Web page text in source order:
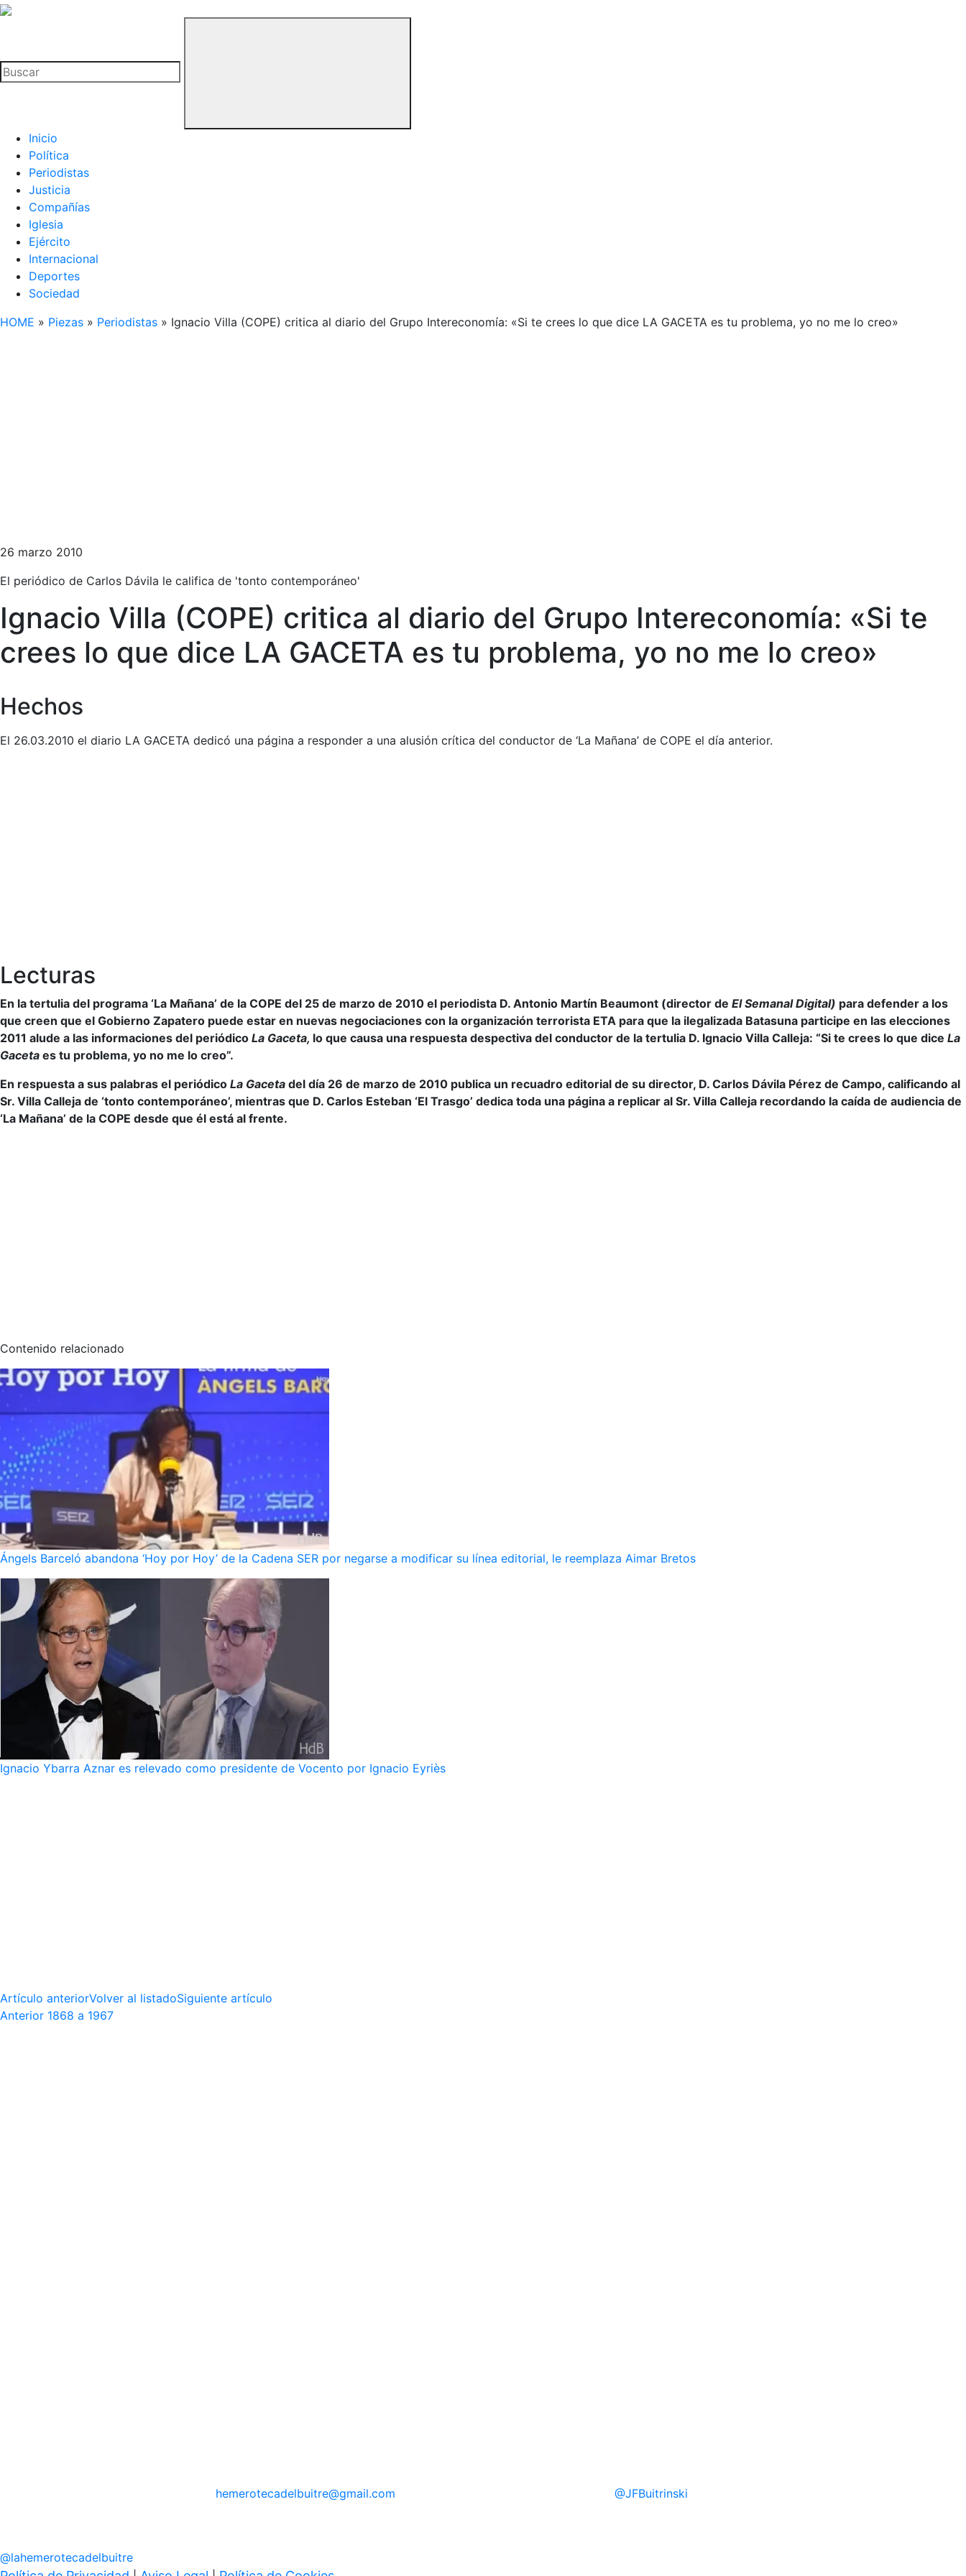
La
Buitre
Inicio
Política
Periodistas
Justicia
Compañías
Iglesia
Ejército
Internacional
Deportes
Sociedad
HOME » Piezas » Periodistas » Ignacio Villa (COPE) critica al diario del Grupo Intereconomía: «Si te crees lo que dice LA GACETA es tu problema, yo no me lo creo»
26 marzo 2010
El periódico de Carlos Dávila le califica de 'tonto contemporáneo'
Ignacio Villa (COPE) critica al diario del Grupo Intereconomía: «Si te
crees lo que dice LA GACETA es tu problema, yo no me lo creo»
Hechos
El 26.03.2010 el diario LA GACETA dedicó una página a responder a una alusión crítica del conductor de ‘La Mañana’ de COPE el día anterior.
Lecturas
En la tertulia del programa ‘La Mañana’ de la COPE del 25 de marzo de 2010 el periodista D. Antonio Martín Beaumont (director de El Semanal Digital) para defender a los
que creen que el Gobierno Zapatero puede estar en nuevas negociaciones con la organización terrorista ETA para que la ilegalizada Batasuna participe en las elecciones
2011 alude a las informaciones del periódico La Gaceta, lo que causa una respuesta despectiva del conductor de la tertulia D. Ignacio Villa Calleja: “Si te crees lo que dice La
Gaceta es tu problema, yo no me lo creo”.
En respuesta a sus palabras el periódico La Gaceta del día 26 de marzo de 2010 publica un recuadro editorial de su director, D. Carlos Dávila Pérez de Campo, calificando al
Sr. Villa Calleja de ‘tonto contemporáneo’, mientras que D. Carlos Esteban ‘El Trasgo’ dedica toda una página a replicar al Sr. Villa Calleja recordando la caída de audiencia de
‘La Mañana’ de la COPE desde que él está al frente.
Contenido relacionado
Ángels Barceló abandona ‘Hoy por Hoy’ de la Cadena SER por negarse a modificar su línea editorial, le reemplaza Aimar Bretos
Ignacio Ybarra Aznar es relevado como presidente de Vocento por Ignacio Eyriès
Artículo anteriorVolver al listadoSiguiente artículo
Anterior 1868 a 1967
hemerotecadelbuitre@gmail.com @JFBuitrinski
@lahemerotecadelbuitre